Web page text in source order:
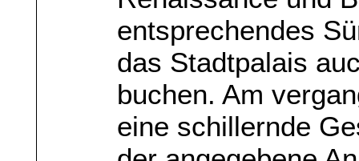
entsprechendes
das Stadtpalais
buchen. Am
eine schillernde